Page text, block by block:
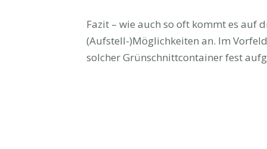
Fazit – wie auch so oft kommt es auf
(Aufstell-)Möglichkeiten an. Im
solcher Grünschnittcontainer fest